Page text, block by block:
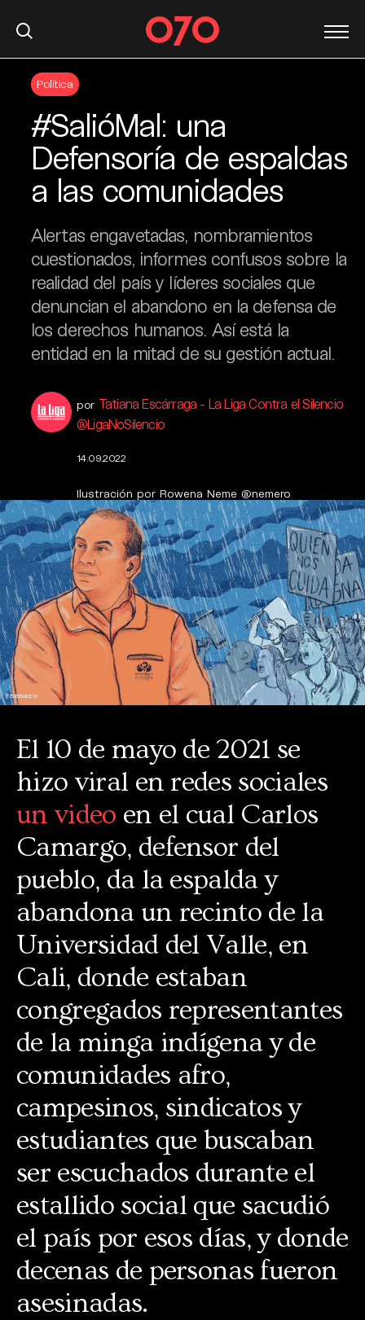
Política
#SalióMal: una
Defensoría de espaldas
a las comunidades
Alertas engavetadas, nombramientos
cuestionados, informes confusos sobre la
realidad del país y líderes sociales que
denuncian el abandono en la defensa de
los derechos humanos. Así está la
entidad en la mitad de su gestión actual.
por Tatiana Escárraga - La Liga Contra el Silencio
@LigaNoSilencio
14.09.2022
Ilustración por Rowena Neme @nemero
El 10 de mayo de 2021 se
hizo viral en redes sociales
un video en el cual Carlos
Camargo, defensor del
pueblo, da la espalda y
abandona un recinto de la
Universidad del Valle, en
Cali, donde estaban
congregados representantes
de la minga indígena y de
comunidades afro,
campesinos, sindicatos y
estudiantes que buscaban
ser escuchados durante el
estallido social que sacudió
el país por esos días, y donde
decenas de personas fueron
asesinadas.